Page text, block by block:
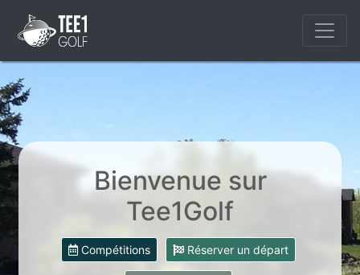
Bienvenue sur
Tee1Golf
Compétitions Réserver un départ